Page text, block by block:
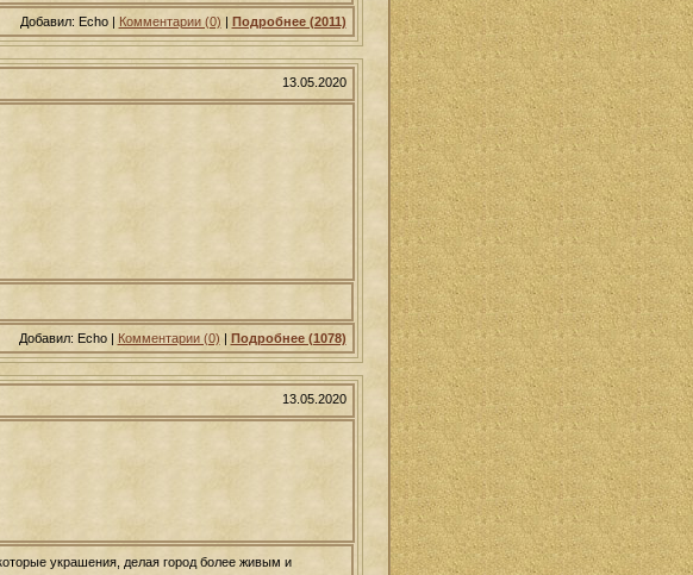
Добавил: Echo | Комментарии (0) | Подробнее (2011)
13.05.2020
Добавил: Echo | Комментарии (0) | Подробнее (1078)
13.05.2020
украшения, делая город более живым и